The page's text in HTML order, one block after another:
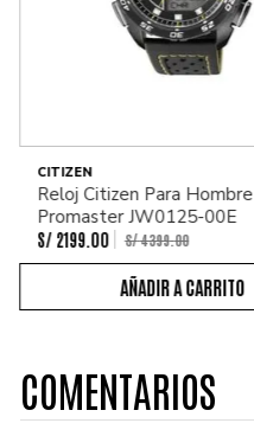
CITIZEN
Reloj Citizen Para Hombre
Promaster JW0125-00E
S/ 2199. 00 S/4399.00
COMENTARIOS